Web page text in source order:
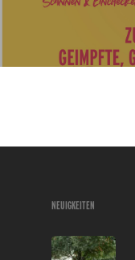
NEUIGKEITEN